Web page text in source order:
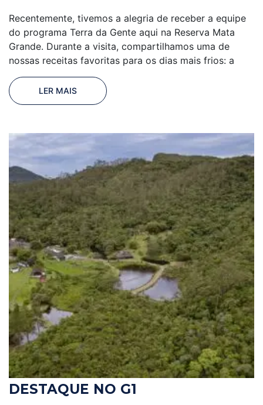
Recentemente, tivemos a alegria de receber a equipe
do programa Terra da Gente aqui na Reserva Mata
Grande. Durante a visita, compartilhamos uma de
nossas receitas favoritas para os dias mais frios: a
LER MAIS
DESTAQUE NO G1